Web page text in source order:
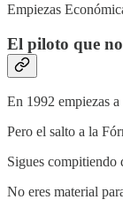
Empiezas
El piloto que
En 1992 empiezas
Pero el salto a la
Sigues compitiendo
No eres material